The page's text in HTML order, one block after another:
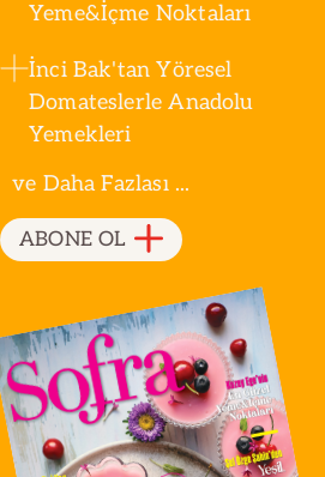
Yeme&İçme Noktaları
İnci Bak'tan Yöresel
Domateslerle Anadolu
Yemekleri
ve Daha Fazlası ...
ABONE OL